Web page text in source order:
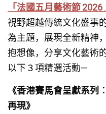
「法國五月藝術節 2026
視野超越傳統文化盛事
為主題，展現全新精神
抱想像，分享文化藝術
以下３項精選活動—
《香港賽馬會呈獻系列
再現》